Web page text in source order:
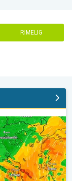
RIMELIG
varme og